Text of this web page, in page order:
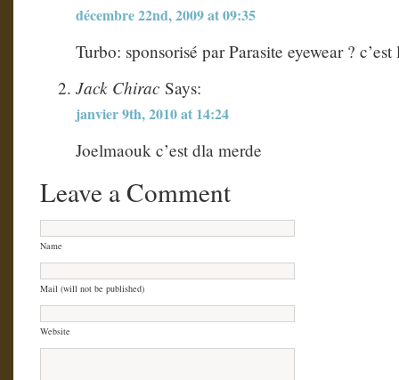
décembre 22nd, 2009 at 09:35
Turbo: sponsorisé par Parasite eyewear ?
Jack Chirac Says:
janvier 9th, 2010 at 14:24
Joelmaouk c’est dla merde
Leave a Comment
Name
Mail (will not be published)
Website